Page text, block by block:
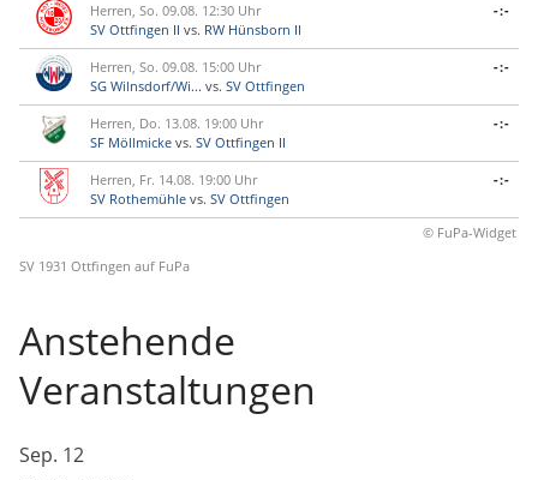
Herren, So. 09.08. 12:30 Uhr
SV Ottfingen II vs. RW Hünsborn II
-:-
Herren, So. 09.08. 15:00 Uhr
SG Wilnsdorf/Wi... vs. SV Ottfingen
-:-
Herren, Do. 13.08. 19:00 Uhr
SF Möllmicke vs. SV Ottfingen II
-:-
Herren, Fr. 14.08. 19:00 Uhr
SV Rothemühle vs. SV Ottfingen
-:-
© FuPa-Widget
SV 1931 Ottfingen auf FuPa
Anstehende
Veranstaltungen
Sep. 12